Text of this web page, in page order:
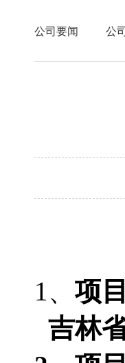
公司要闻 公
1、 项
吉林